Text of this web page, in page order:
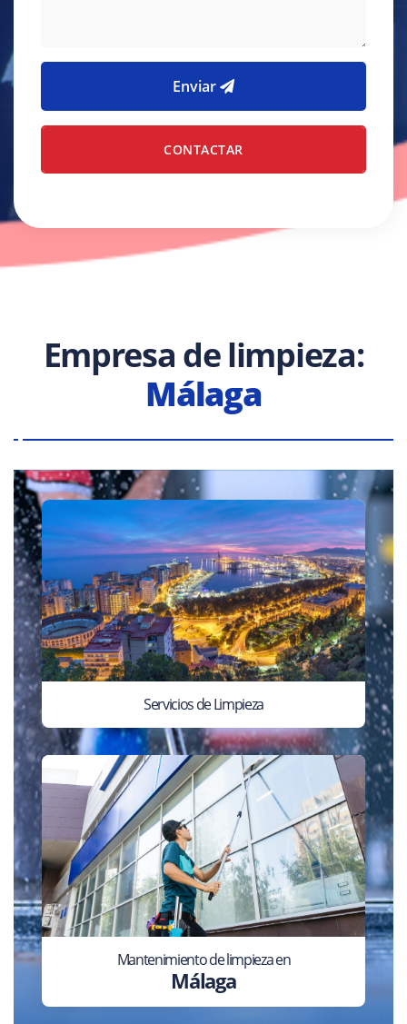
Enviar
CONTACTAR
Empresa de limpieza:
Málaga
Servicios de Limpieza
Mantenimiento de limpieza en
Málaga